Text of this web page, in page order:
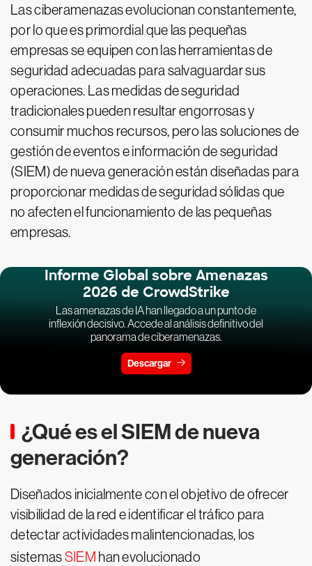
Las ciberamenazas evolucionan constantemente,
por lo que es primordial que las pequeñas
empresas se equipen con las herramientas de
seguridad adecuadas para salvaguardar sus
operaciones. Las medidas de seguridad
tradicionales pueden resultar engorrosas y
consumir muchos recursos, pero las soluciones de
gestión de eventos e información de seguridad
(SIEM) de nueva generación están diseñadas para
proporcionar medidas de seguridad sólidas que
no afecten el funcionamiento de las pequeñas
empresas.
Informe Global sobre Amenazas
2026 de CrowdStrike
Las amenazas de IA han llegado a un punto de
inflexión decisivo. Accede al análisis definitivo del
panorama de ciberamenazas.
Descargar
¿Qué es el SIEM de nueva
generación?
Diseñados inicialmente con el objetivo de ofrecer
visibilidad de la red e identificar el tráfico para
detectar actividades malintencionadas, los
sistemasSIEM han evolucionado